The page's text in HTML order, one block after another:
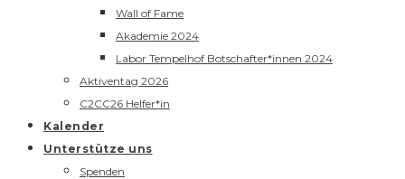
Wall of Fame
Akademie 2024
Labor Tempelhof Botschafter*innen 2024
Aktiventag 2026
C2CC26 Helfer*in
Kalender
Unterstütze uns
Spenden